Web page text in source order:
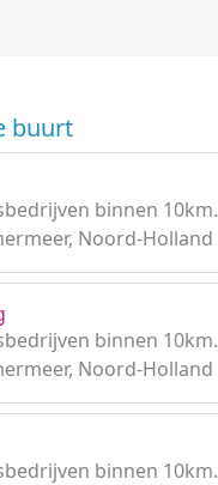
buurt
binnen 10km.
Noord-Holland
binnen 10km.
Noord-Holland
binnen 10km.